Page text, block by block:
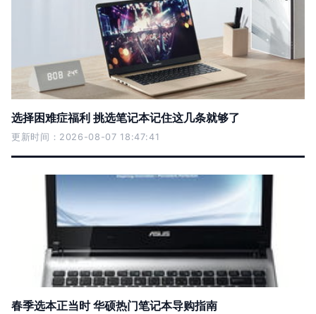
选择困难症福利 挑选笔记本记住这几条就够了
更新时间：2026-08-07 18:47:41
春季选本正当时 华硕热门笔记本导购指南